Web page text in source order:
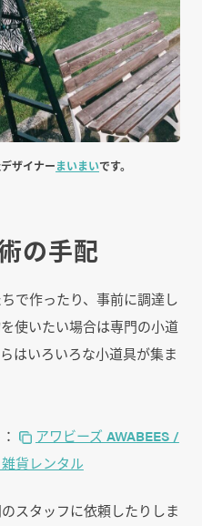
ザイナーまいまいです。
の手配
で作ったり、事前に調達し
使いたい場合は専門の小道
はいろいろな小道具が集ま
アワビーズ AWABEES /
貨レンタル
スタッフに依頼したりしま